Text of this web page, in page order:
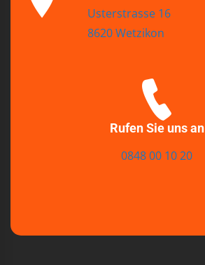
Usterstrasse 16
8620 Wetzikon
Rufen Sie uns an
0848 00 10 20